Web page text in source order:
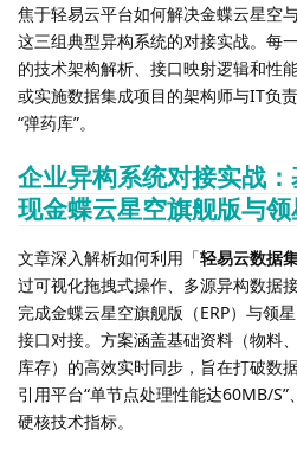
焦于轻易云平台如何解决金蝶云星空
这三组典型异构系统的对接实战。每
的技术架构解析、接口映射逻辑和性
或实施数据集成项目的架构师与IT负
“弹药库”。
企业异构系统对接实战
现金蝶云星空旗舰版与
文章深入解析如何利用「轻易云数据
过可视化拖拽式操作、多源异构数据
完成金蝶云星空旗舰版（ERP）与领
接口对接。方案涵盖基础资料（物料
库存）的高效实时同步，旨在打破数
引用平台“单节点处理性能达60MB/
硬核技术指标。